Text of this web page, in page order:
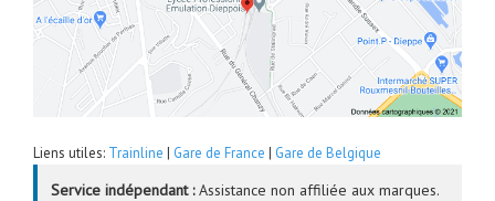
Liens utiles: Trainline | Gare de France | Gare de Belgique
Service indépendant :Assistance non affiliée aux marques.